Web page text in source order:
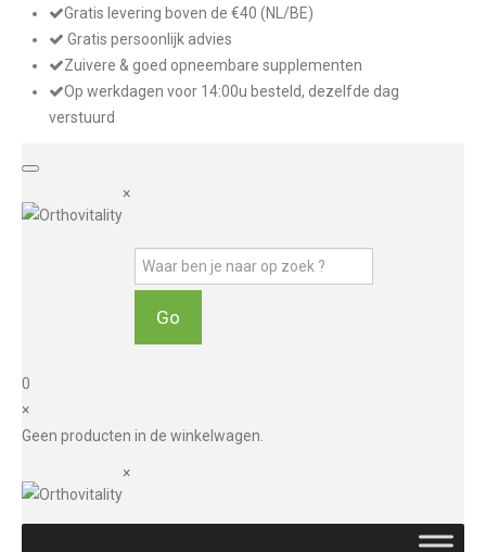
Gratis levering boven de €40 (NL/BE)
Gratis persoonlijk advies
Zuivere & goed opneembare supplementen
Op werkdagen voor 14:00u besteld, dezelfde dag
verstuurd
×
0
×
Geen producten in de winkelwagen.
×